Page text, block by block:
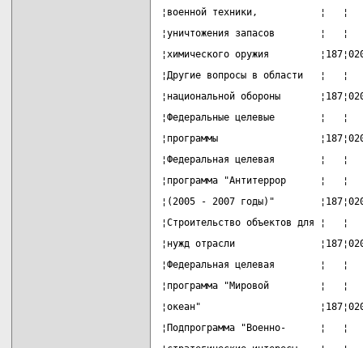
¦военной техники,           ¦
¦уничтожения запасов
¦химического оружия
¦Другие вопросы в области
¦национальной обороны
¦Федеральные целевые
¦программы
¦Федеральная целевая
¦программа "Антитеррор
¦(2005 - 2007 годы)"
¦Строительство объектов
¦нужд отрасли
¦Федеральная целевая
¦программа "Мировой
¦океан"
¦Подпрограмма "Военно-